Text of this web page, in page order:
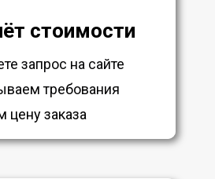
стоимости
запрос на сайте
требования
цену заказа